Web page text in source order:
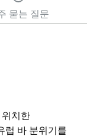
묻는 질문
위치한
바 분위기를